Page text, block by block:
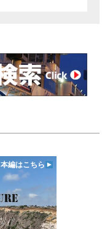
本編はこちら